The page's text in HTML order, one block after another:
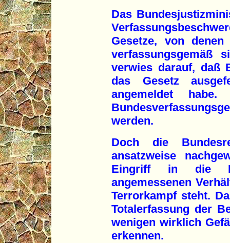
Das
Gesetze, von
verfassungsgemäß
verwies darauf, daß
das Gesetz
angemeldet
werden.
Doch die
ansatzweise
Eingriff in die
angemessenen
Terrorkampf steht.
Totalerfassung der
wenigen wirklich
erkennen.